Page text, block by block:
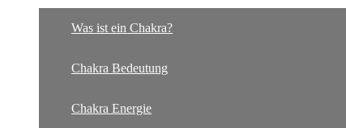
Was ist ein Chakra?
Chakra Bedeutung
Chakra Energie